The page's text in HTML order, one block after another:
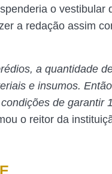
o vestibular
a redação assim
a quantidade
e insumos.
de garantir
o reitor da